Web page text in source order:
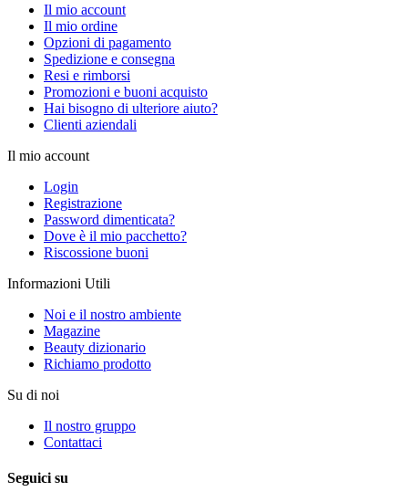
Il mio account
Il mio ordine
Opzioni di pagamento
Spedizione e consegna
Resi e rimborsi
Promozioni e buoni acquisto
Hai bisogno di ulteriore aiuto?
Clienti aziendali
Il mio account
Login
Registrazione
Password dimenticata?
Dove è il mio pacchetto?
Riscossione buoni
Informazioni Utili
Noi e il nostro ambiente
Magazine
Beauty dizionario
Richiamo prodotto
Su di noi
Il nostro gruppo
Contattaci
Seguici su